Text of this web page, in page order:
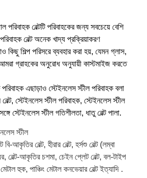
পরিবাহক বেল্টটি পরিবাহকের জন্য সবচেয়ে বেশি
বেল্ট অনেক খাদ্য প্রক্রিয়াকরণ
কিছু শিল্প পরিসরে ব্যবহার করা হয়, যেমন গ্লাস,
গ্রাহকের অনুরোধ অনুযায়ী কাস্টমাইজ করতে
পরিবাহক এছাড়াও স্টেইনলেস স্টীল পরিবাহক বলা
স্টেইনলেস স্টীল পরিবাহক, স্টেইনলেস স্টীল
স্টেইনলেস স্টীল গতিশীলতা, ধাতু বেল্ট পালা.
স্টীল
বি-আকৃতির বেল্ট, হীরার বেল্ট, হর্সশু বেল্ট (লম্বা
বেল্ট-আকৃতির চশমা, চেইন প্লেট বেল্ট, বল-টাইপ
হুক, পাঞ্চিং মেটাল কনভেয়ার বেল্ট ইত্যাদি .